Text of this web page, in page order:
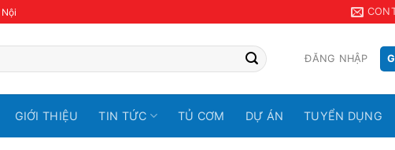
ĐĂNG NHẬP
GIỚI THIỆU TIN TỨC TỦ CƠM DỰ ÁN TUYỂN DỤNG